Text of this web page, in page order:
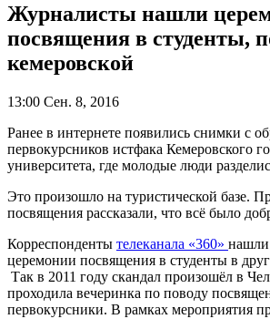
Журналисты нашли
посвящения в студенты,
кемеровской
13:00 Сен. 8, 2016
Ранее в интернете появились снимки с
первокурсников истфака Кемеровского
университета, где молодые люди
Это произошло на туристической базе.
посвящения рассказали, что всё было
Корреспонденты телеканала «360»
церемонии посвящения в студенты в
Так в 2011 году скандал произошёл в
проходила вечеринка по поводу
первокурсники. В рамках мероприятия